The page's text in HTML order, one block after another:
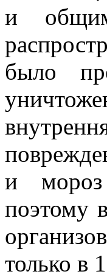
и
было
и мороз
поэтому
только в